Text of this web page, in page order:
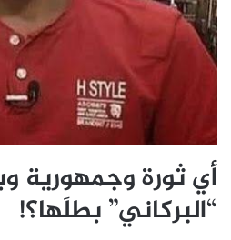
أي ثورة وجمهورية
“البركاني” بطلَها؟!